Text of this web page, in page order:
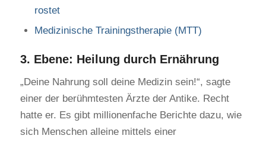
rostet
Medizinische Trainingstherapie (MTT)
3. Ebene: Heilung durch Ernährung
„Deine Nahrung soll deine Medizin sein!“, sagte
einer der berühmtesten Ärzte der Antike. Recht
hatte er. Es gibt millionenfache Berichte dazu, wie
sich Menschen alleine mittels einer